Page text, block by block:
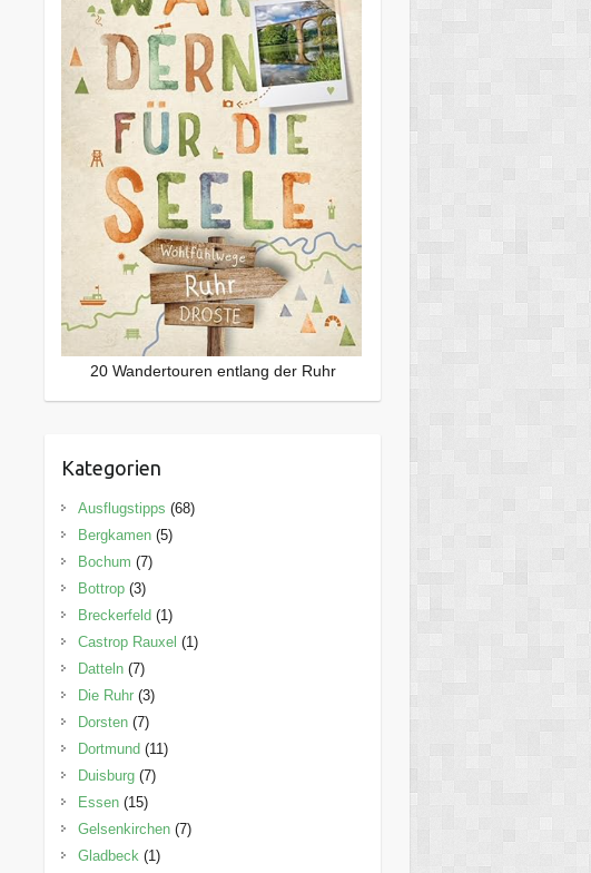
20 Wandertouren entlang der Ruhr
Kategorien
Ausflugstipps (68)
Bergkamen(5)
Bochum (7)
Bottrop(3)
Breckerfeld (1)
Castrop Rauxel (1)
Datteln(7)
Die Ruhr(3)
Dorsten(7)
Dortmund (11)
Duisburg(7)
Essen(15)
Gelsenkirchen(7)
Gladbeck(1)